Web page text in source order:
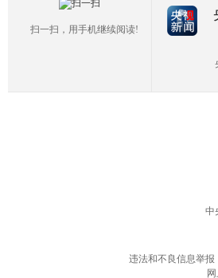
扫一扫，用手机继续阅读!
中
违法和不良信息举报